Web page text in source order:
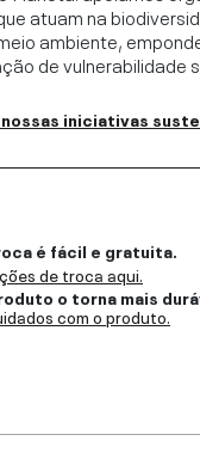
atuam na
ambiente,
de vulnerabilidade
iniciativas
é fácil e gratuita.
de troca aqui.
o torna mais
com o produto.